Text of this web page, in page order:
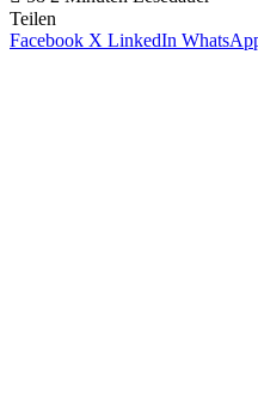
Teilen
Facebook X LinkedIn